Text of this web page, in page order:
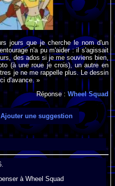
jours que je cherche le nom d'un
n'a pu m'aider : il s'agissait
des ados si je me souviens bien,
(à une roue je crois), un autre en
je ne me rappelle plus. Le dessin
d'avance. »
Réponse : Wheel Squad
Ajouter une suggestion
à Wheel Squad